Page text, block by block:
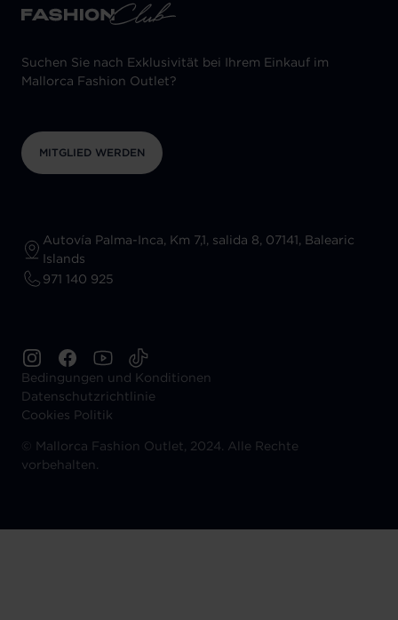
Suchen Sie nach Exklusivität bei Ihrem Einkauf im
Mallorca Fashion Outlet?
MITGLIED WERDEN
Autovía Palma-Inca, Km 7,1, salida 8, 07141, Balearic
Islands
971 140 925
Bedingungen und Konditionen
Datenschutzrichtlinie
Cookies Politik
©
Mallorca Fashion Outlet, 2024. Alle Rechte
vorbehalten.